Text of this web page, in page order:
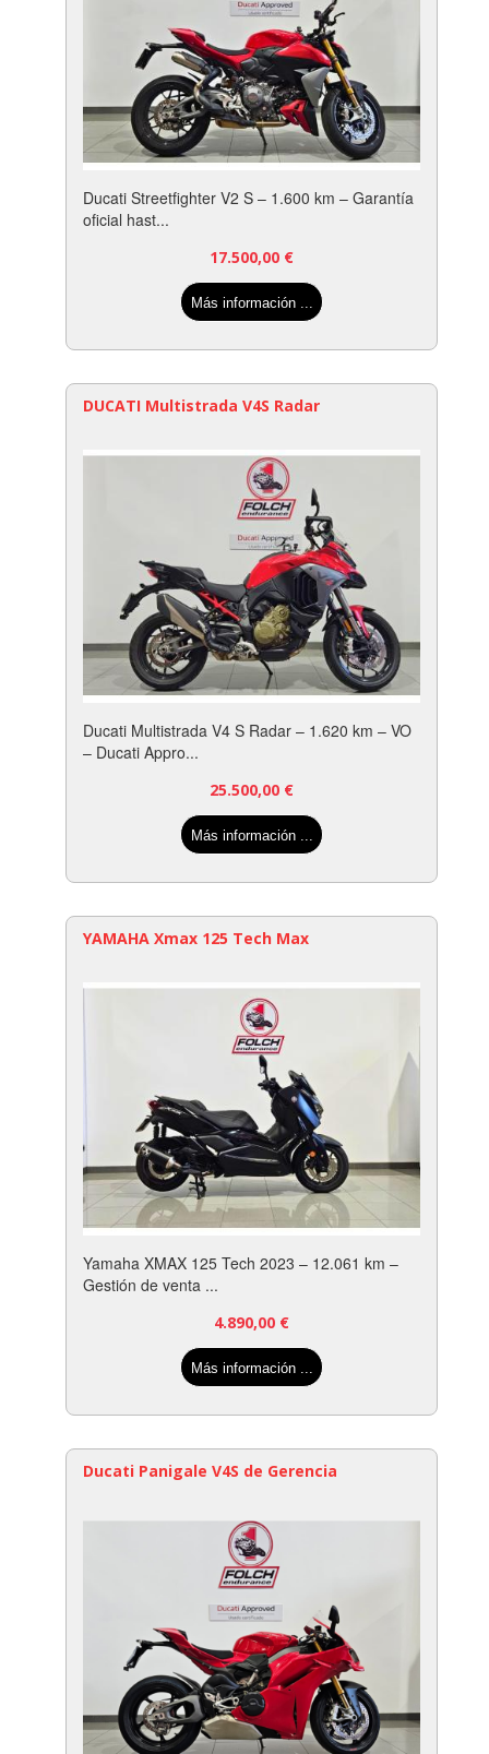
Ducati Streetfighter V2 S – 1.600 km – Garantía
oficial hast...
17.500,00 €
Más información ...
DUCATI Multistrada V4S Radar
Ducati Multistrada V4 S Radar – 1.620 km – VO
– Ducati Appro...
25.500,00 €
Más información ...
YAMAHA Xmax 125 Tech Max
Yamaha XMAX 125 Tech 2023 – 12.061 km –
Gestión de venta ...
4.890,00 €
Más información ...
Ducati Panigale V4S de Gerencia